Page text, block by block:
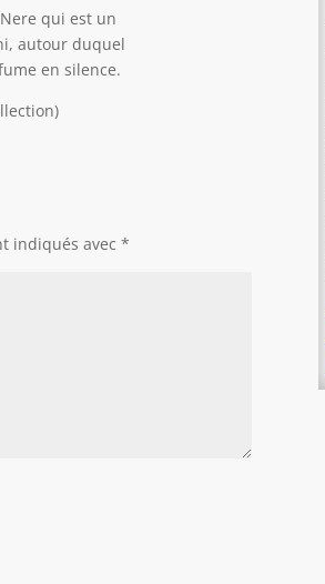
qui est un
autour duquel
en silence.
indiqués avec*